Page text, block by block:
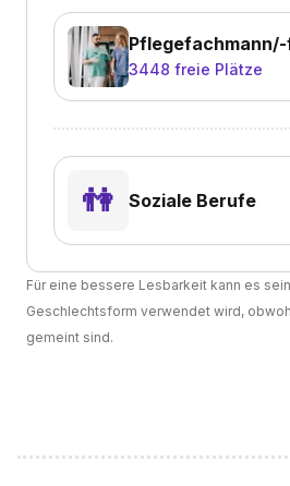
3448 freie Plätze
👫 Soziale Berufe
Für eine bessere Lesbarkeit kann es
Geschlechtsform verwendet wird,
gemeint sind.